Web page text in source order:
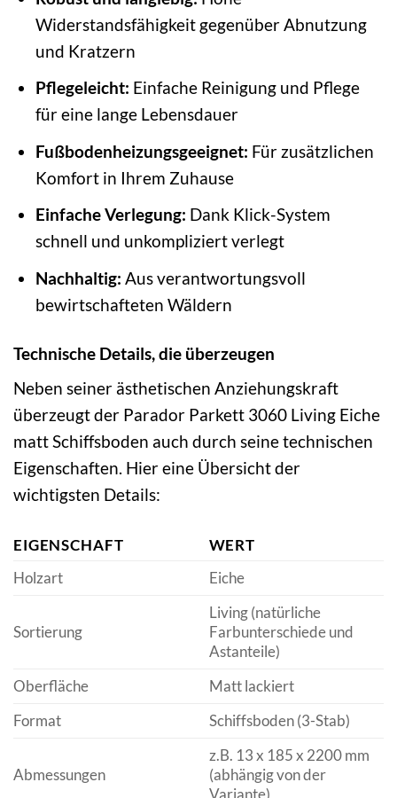
Widerstandsfähigkeit gegenüber Abnutzung
und Kratzern
Pflegeleicht: Einfache Reinigung und Pflege
für eine lange Lebensdauer
Fußbodenheizungsgeeignet: Für zusätzlichen
Komfort in Ihrem Zuhause
Einfache Verlegung: Dank Klick-System
schnell und unkompliziert verlegt
Nachhaltig: Aus verantwortungsvoll
bewirtschafteten Wäldern
Technische Details, die überzeugen
Neben seiner ästhetischen Anziehungskraft
überzeugt der Parador Parkett 3060 Living Eiche
matt Schiffsboden auch durch seine technischen
Eigenschaften. Hier eine Übersicht der
wichtigsten Details:
EIGENSCHAFT
WERT
Holzart
Eiche
Sortierung
Living (natürliche
Farbunterschiede und
Astanteile)
Oberfläche
Matt lackiert
Format
Schiffsboden (3-Stab)
Abmessungen
z.B. 13 x 185 x 2200 mm
(abhängig von der
Variante)